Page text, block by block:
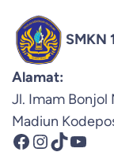
SMKN
Alamat:
Jl. Imam Bonjol
Madiun
Facebook InstagramTikTok YouTube